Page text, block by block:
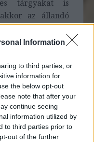
Information
to third parties, or
information for
the below opt-out
note that after your
continue seeing
information utilized by
to third parties prior to
out of the further
tárgyakat is
az állandó
érdemes
1000 darabos
az 1800-as
A perselyek
országában